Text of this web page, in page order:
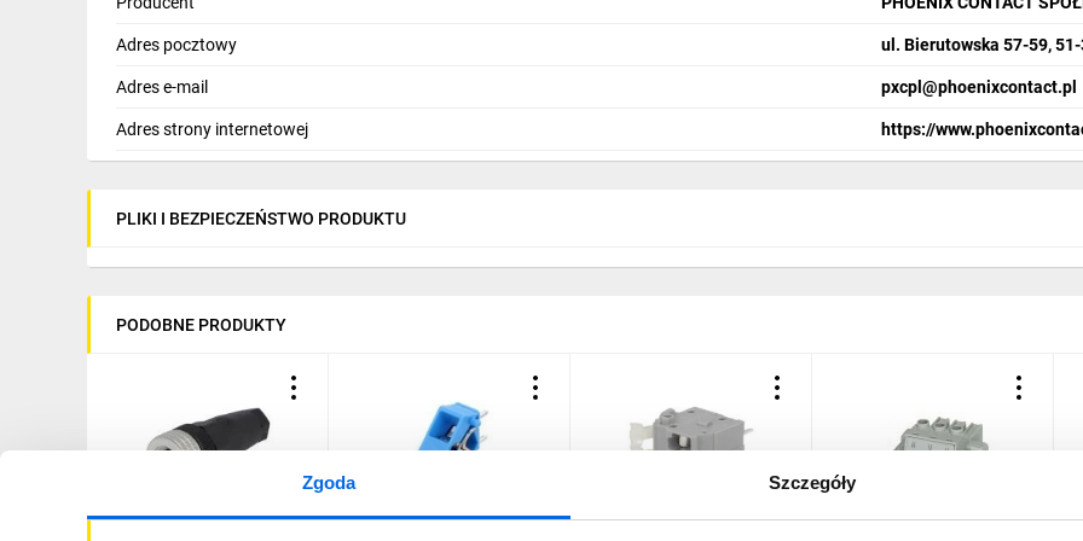
Zgoda Szczegóły
Adres pocztowy ul. Bierutowska 57-59, 51-
Adres e-mail pxcpl@phoenixcontact.pl
Adres strony internetowej https://
PLIKI I BEZPIECZEŃSTWO PRODUKTU
PODOBNE PRODUKTY